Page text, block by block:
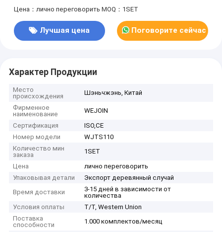
станции нержавеющей стали ЯРКОЕ
Цена：лично переговорить MOQ：1SET
Лучшая цена Поговорите сейчас
Характер Продукции
Место
происхождения
Шэньчжэнь, Китай
Фирменное
наименование
WEJOIN
Сертификация
ISO,CE
Номер модели
WJTS110
Количество мин
заказа
1SET
Цена
лично переговорить
Упаковывая детали
Экспорт деревянный случай
Время доставки
3-15 дней в зависимости от
количества
Условия оплаты
T/T, Western Union
Поставка
способности
1.000 комплектов/месяц